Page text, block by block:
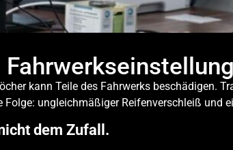
kann Teile des Fahrwerks beschädigen.
ungleichmäßiger Reifenverschleiß und
dem Zufall.